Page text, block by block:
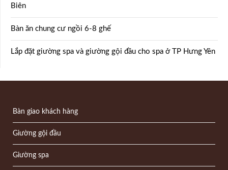
Biên
Bàn ăn chung cư ngồi 6-8 ghế
Lắp đặt giường spa và giường gội đầu cho spa ở TP Hưng Yên
Bàn giao khách hàng
Giường gội đầu
Giường spa